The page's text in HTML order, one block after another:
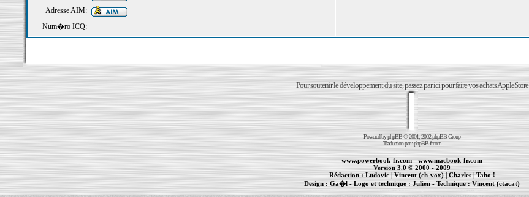
Adresse AIM:
Num�ro ICQ:
Pour soutenir le développement du site, passez par ici pour faire vos achats AppleStore
Powered byphpBB© 2001, 2002 phpBB Group
Traduction par :phpBB-fr.com
www.powerbook-fr.com-www.macbook-fr.com
Version 3.0 © 2000 - 2009
Rédaction :Ludovic|Vincent (ch-vox)| Charles|Taho !
Design :Ga�l- Logo et technique :Julien- Technique : Vincent (ctacat)
Informations : - MacBook Pro - iBook| Maintenance Apple et Macintosh à Toulouse|cr�ation de sites Internet